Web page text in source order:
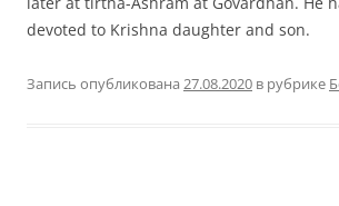
devoted to Krishna daughter and son.
Запись опубликована 27.08.2020 в рубрике